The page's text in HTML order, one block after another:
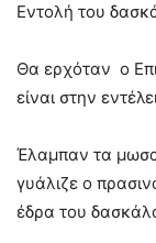
Εντολή του
Θα ερχόταν ο
είναι στην
Έλαμπαν τα
γυάλιζε ο
έδρα του